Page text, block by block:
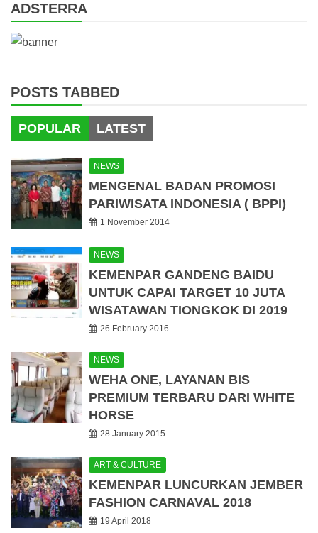
ADSTERRA
POSTS TABBED
POPULAR LATEST
NEWS
MENGENAL BADAN PROMOSI
PARIWISATA INDONESIA ( BPPI)
1 November 2014
NEWS
KEMENPAR GANDENG BAIDU
UNTUK CAPAI TARGET 10 JUTA
WISATAWAN TIONGKOK DI 2019
26 February 2016
NEWS
WEHA ONE, LAYANAN BIS
PREMIUM TERBARU DARI WHITE
HORSE
28 January 2015
ART & CULTURE
KEMENPAR LUNCURKAN JEMBER
FASHION CARNAVAL 2018
19 April 2018